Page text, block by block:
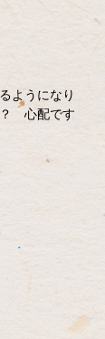
ようになり
？ 心配です